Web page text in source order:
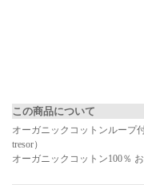
この商品について
オーガニックコットンループ
tresor）
オーガニックコットン100％